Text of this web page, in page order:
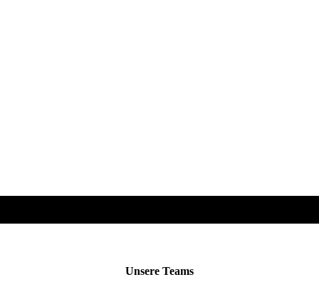
Unsere Teams